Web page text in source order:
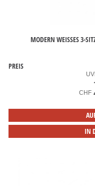
MODERN WEISSES 3-
PREIS
CHF
IN